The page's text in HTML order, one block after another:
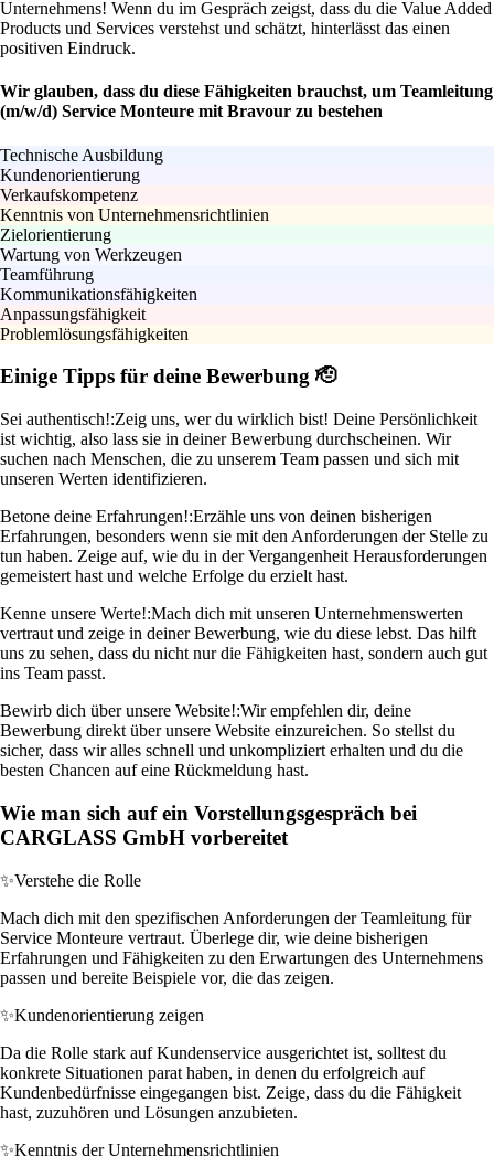
Unternehmens! Wenn du im Gespräch zeigst, dass du die Value Added
Products und Services verstehst und schätzt, hinterlässt das einen
positiven Eindruck.
Wir glauben, dass du diese Fähigkeiten brauchst, um Teamleitung
(m/w/d) Service Monteure mit Bravour zu bestehen
Technische Ausbildung
Kundenorientierung
Verkaufskompetenz
Kenntnis von Unternehmensrichtlinien
Zielorientierung
Wartung von Werkzeugen
Teamführung
Kommunikationsfähigkeiten
Anpassungsfähigkeit
Problemlösungsfähigkeiten
Einige Tipps für deine Bewerbung 🫡
Sei authentisch!:Zeig uns, wer du wirklich bist! Deine Persönlichkeit
ist wichtig, also lass sie in deiner Bewerbung durchscheinen. Wir
suchen nach Menschen, die zu unserem Team passen und sich mit
unseren Werten identifizieren.
Betone deine Erfahrungen!:Erzähle uns von deinen bisherigen
Erfahrungen, besonders wenn sie mit den Anforderungen der Stelle zu
tun haben. Zeige auf, wie du in der Vergangenheit Herausforderungen
gemeistert hast und welche Erfolge du erzielt hast.
Kenne unsere Werte!:Mach dich mit unseren Unternehmenswerten
vertraut und zeige in deiner Bewerbung, wie du diese lebst. Das hilft
uns zu sehen, dass du nicht nur die Fähigkeiten hast, sondern auch gut
ins Team passt.
Bewirb dich über unsere Website!:Wir empfehlen dir, deine
Bewerbung direkt über unsere Website einzureichen. So stellst du
sicher, dass wir alles schnell und unkompliziert erhalten und du die
besten Chancen auf eine Rückmeldung hast.
Wie man sich auf ein Vorstellungsgespräch bei
CARGLASS GmbH vorbereitet
✨Verstehe die Rolle
Mach dich mit den spezifischen Anforderungen der Teamleitung für
Service Monteure vertraut. Überlege dir, wie deine bisherigen
Erfahrungen und Fähigkeiten zu den Erwartungen des Unternehmens
passen und bereite Beispiele vor, die das zeigen.
✨Kundenorientierung zeigen
Da die Rolle stark auf Kundenservice ausgerichtet ist, solltest du
konkrete Situationen parat haben, in denen du erfolgreich auf
Kundenbedürfnisse eingegangen bist. Zeige, dass du die Fähigkeit
hast, zuzuhören und Lösungen anzubieten.
✨Kenntnis der Unternehmensrichtlinien